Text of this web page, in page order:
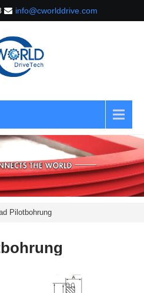
info@cworlddrive.com
Pilotbohrung